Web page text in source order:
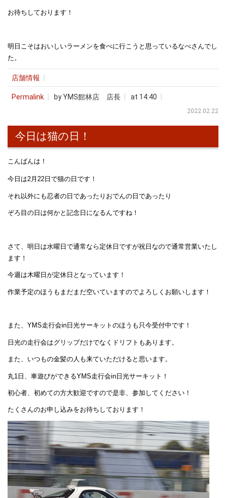
お待ちしております！
明日こそはおいしいラーメンを食べに行こうと思っているなべさんでし
た。
店舗情報
Permalink by YMS館林店 店長 at 14:40
2022.02.22
今日は猫の日！
こんばんは！
今日は2月22日で猫の日です！
それ以外にも忍者の日であったりおでんの日であったり
ぞろ目の日は何かと記念日になるんですね！
さて、明日は水曜日で通常なら定休日ですが祝日なので通常営業いたし
ます！
今週は木曜日が定休日となっています！
作業予定のほうもまだまだ空いていますのでよろしくお願いします！
また、YMS走行会in日光サーキットのほうも只今受付中です！
日光の走行会はグリップだけでなくドリフトもあります。
また、いつもの金髪の人も来ていただけると思います。
丸1日、車遊びができるYMS走行会in日光サーキット！
初心者、初めての方大歓迎ですので是非、参加してください！
たくさんのお申し込みをお待ちしております！